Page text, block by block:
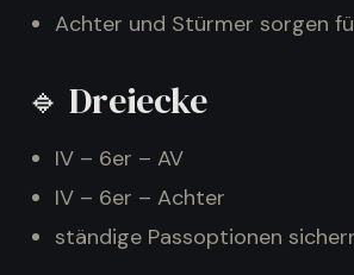
Achter und Stürmer sorgen
🔹 Dreiecke
IV – 6er – AV
IV – 6er – Achter
ständige Passoptionen